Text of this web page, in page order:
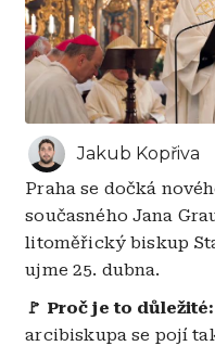
Jakub Kopřiva
Praha se dočká
současného Jana
litoměřický biskup
ujme 25. dubna.
🚩 Proč je to důležité:
arcibiskupa se pojí